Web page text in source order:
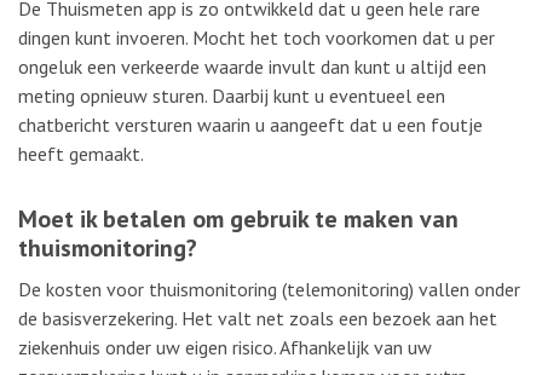
De Thuismeten app is zo ontwikkeld dat u geen hele rare
dingen kunt invoeren. Mocht het toch voorkomen dat u per
ongeluk een verkeerde waarde invult dan kunt u altijd een
meting opnieuw sturen. Daarbij kunt u eventueel een
chatbericht versturen waarin u aangeeft dat u een foutje
heeft gemaakt.
Moet ik betalen om gebruik te maken van
thuismonitoring?
De kosten voor thuismonitoring (telemonitoring) vallen onder
de basisverzekering. Het valt net zoals een bezoek aan het
ziekenhuis onder uw eigen risico. Afhankelijk van uw